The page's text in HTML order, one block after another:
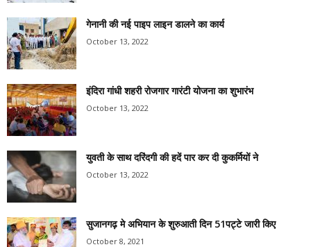
गेनानी की नई पाइप लाइन डालने का कार्य
October 13, 2022
इंदिरा गांधी शहरी रोजगार गारंटी योजना का शुभारंभ
October 13, 2022
युवती के साथ दरिंदगी की हदें पार कर दी कुकर्मियों ने
October 13, 2022
सुजानगढ़ मे अभियान के शुरुआती दिन 51पट्टे जारी किए
October 8, 2021